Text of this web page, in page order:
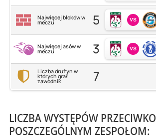
Najwięcej bloków w
meczu 5 vs
Najwięcej asów w
meczu 3 vs
Liczba drużyn w
których grał
zawodnik 7
LICZBA WYSTĘPÓW PRZECIWKO
POSZCZEGÓLNYM ZESPOŁOM: